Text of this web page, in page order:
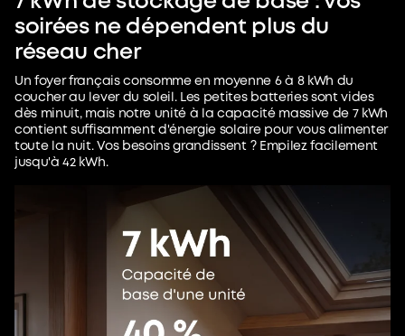
soirées ne dépendent plus du
réseau cher
Un foyer français consomme en moyenne 6 à 8 kWh du
coucher au lever du soleil. Les petites batteries sont vides
dès minuit, mais notre unité à la capacité massive de 7 kWh
contient suffisamment d'énergie solaire pour vous alimenter
toute la nuit. Vos besoins grandissent ? Empilez facilement
jusqu'à 42 kWh.